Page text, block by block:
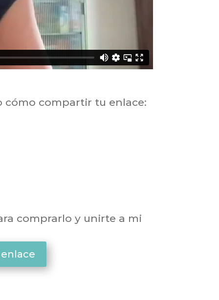
cómo compartir tu enlace:
comprarlo y unirte a mi